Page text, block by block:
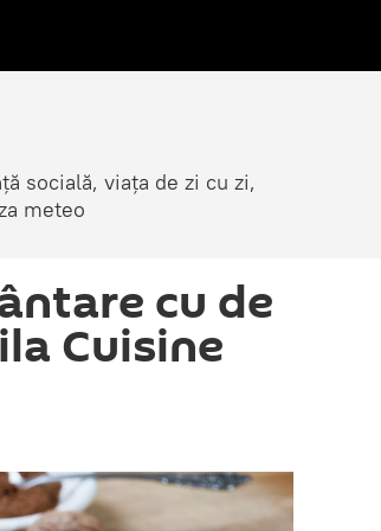
socială, viața de zi cu zi,
meteo
cu de
Cuisine